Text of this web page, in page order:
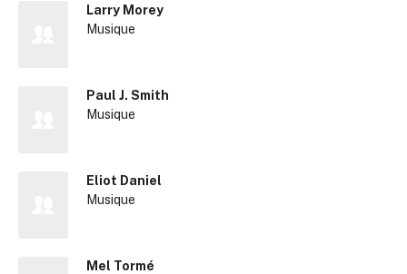
Larry Morey
Musique
Paul J. Smith
Musique
Eliot Daniel
Musique
Mel Tormé